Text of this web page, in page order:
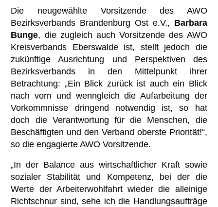
Eltern-Kind-Zentrum Briesen
Angebote für Senioren
Kietztreff im „Zimmer mit Aussicht“
Die neugewählte Vorsitzende des AWO
Bezirksverbands Brandenburg Ost e.V., Barbara
Bunge, die zugleich auch Vorsitzende des AWO
Kreisverbands Eberswalde ist, stellt jedoch die
zukünftige Ausrichtung und Perspektiven des
Bezirksverbands in den Mittelpunkt ihrer
Betrachtung: „Ein Blick zurück ist auch ein Blick
nach vorn und wenngleich die Aufarbeitung der
Vorkommnisse dringend notwendig ist, so hat
doch die Verantwortung für die Menschen, die
Beschäftigten und den Verband oberste Priorität!“,
so die engagierte AWO Vorsitzende.
„In der Balance aus wirtschaftlicher Kraft sowie
sozialer Stabilität und Kompetenz, bei der die
Werte der Arbeiterwohlfahrt wieder die alleinige
Richtschnur sind, sehe ich die Handlungsaufträge